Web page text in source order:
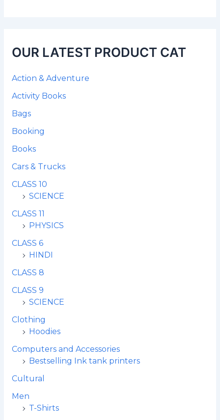
OUR LATEST PRODUCT CAT
Action & Adventure
Activity Books
Bags
Booking
Books
Cars & Trucks
CLASS 10
SCIENCE
CLASS 11
PHYSICS
CLASS 6
HINDI
CLASS 8
CLASS 9
SCIENCE
Clothing
Hoodies
Computers and Accessories
Bestselling Ink tank printers
Cultural
Men
T-Shirts